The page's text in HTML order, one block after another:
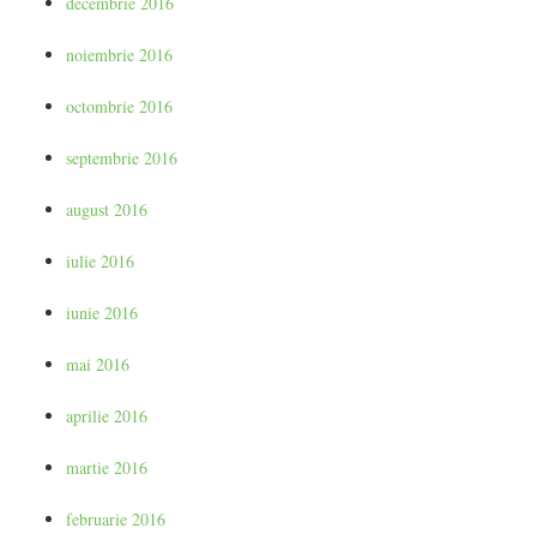
noiembrie 2016
octombrie 2016
septembrie 2016
august 2016
iulie 2016
iunie 2016
mai 2016
aprilie 2016
martie 2016
februarie 2016